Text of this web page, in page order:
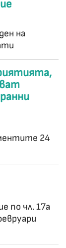
на
24
по чл. 17а